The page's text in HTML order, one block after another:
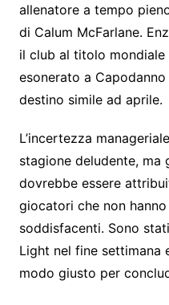
allenatore a tempo
di Calum McFarlane.
il club al titolo
esonerato a
destino simile ad aprile.
L’incertezza
stagione deludente, ma
dovrebbe essere
giocatori che non
soddisfacenti. Sono
Light nel fine settimana
modo giusto per